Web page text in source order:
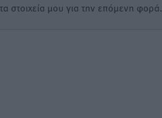
στοιχεία μου για την επόμενη φορά.